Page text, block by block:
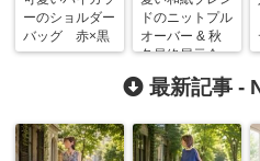
ーのショルダー
バッグ 赤×黒
ドのニットプル
オーバー & 秋
冬最終展示会
最新記事 -